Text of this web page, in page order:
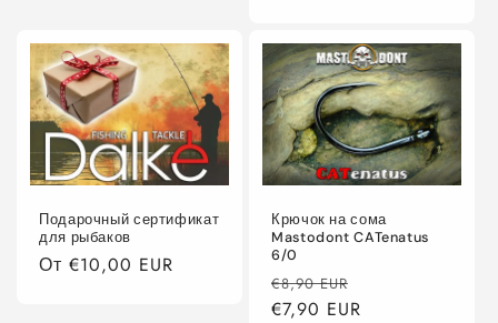
Подарочный сертификат
для рыбаков
Обычная
От €10,00 EUR
Крючок на сома
Mastodont CATenatus
6/0
Обычная
цена
€8,90 EUR
со
€7,90 EUR